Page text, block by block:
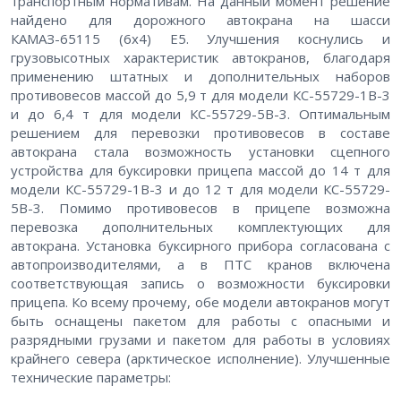
найдено для дорожного автокрана на шасси
КАМАЗ-65115 (6х4) Е5. Улучшения коснулись и
грузовысотных характеристик автокранов, благодаря
применению штатных и дополнительных наборов
противовесов массой до 5,9 т для модели КС-55729-1В-3
и до 6,4 т для модели КС-55729-5В-3. Оптимальным
решением для перевозки противовесов в составе
автокрана стала возможность установки сцепного
устройства для буксировки прицепа массой до 14 т для
модели КС-55729-1В-3 и до 12 т для модели КС-55729-
5В-3. Помимо противовесов в прицепе возможна
перевозка дополнительных комплектующих для
автокрана. Установка буксирного прибора согласована с
автопроизводителями, а в ПТС кранов включена
соответствующая запись о возможности буксировки
прицепа. Ко всему прочему, обе модели автокранов могут
быть оснащены пакетом для работы с опасными и
разрядными грузами и пакетом для работы в условиях
крайнего севера (арктическое исполнение). Улучшенные
технические параметры: